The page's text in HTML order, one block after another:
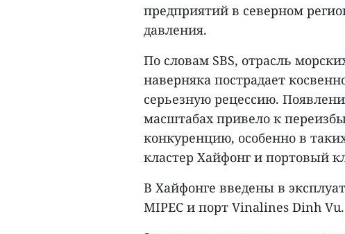
предприятий в северном
давления.
По словам SBS, отрасль
наверняка пострадает
серьезную рецессию.
масштабах привело к
конкуренцию, особенно в
кластер Хайфонг и портовый
В Хайфонге введены в
MIPEC и порт Vinalines Dinh Vu.